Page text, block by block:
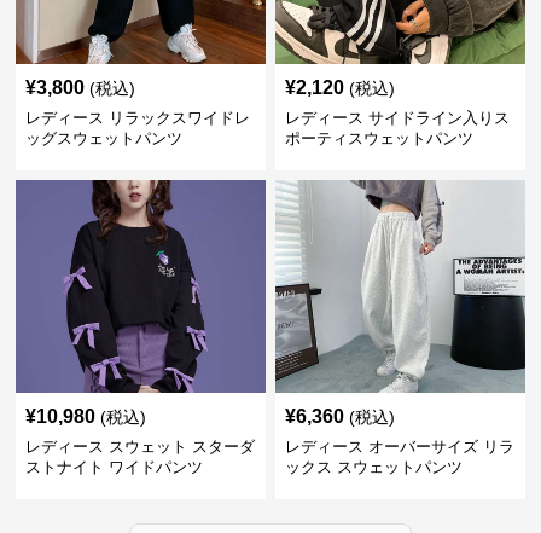
¥3,800 (税込)
レディース リラックスワイドレ
ッグスウェットパンツ
¥2,120 (税込)
レディース サイドライン入りス
ポーティスウェットパンツ
¥10,980 (税込)
レディース スウェット スターダ
ストナイト ワイドパンツ
¥6,360 (税込)
レディース オーバーサイズ リラ
ックス スウェットパンツ